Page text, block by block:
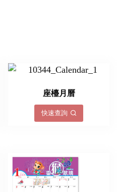
座檯月曆
快速查詢